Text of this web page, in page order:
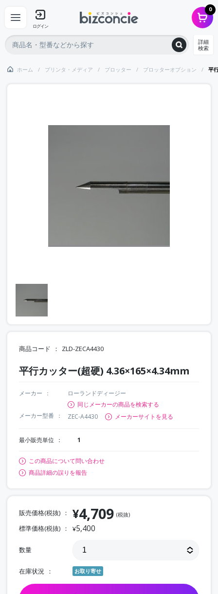
ログイン
0
詳細
検索
ホーム プリンタ・メディア プロッター プロッターオプション 平
商品コード ZLD-ZECA4430
平行カッター(超硬) 4.36×165×4.34mm
メーカー
ローランドディージー
同じメーカーの商品を検索する
メーカー型番
ZEC-A4430 メーカーサイトを見る
最小販売単位 1
この商品について問い合わせ
商品詳細の誤りを報告
販売価格(税抜) ¥4,709 (税抜)
標準価格(税抜) ¥5,400
数量
在庫状況 お取り寄せ